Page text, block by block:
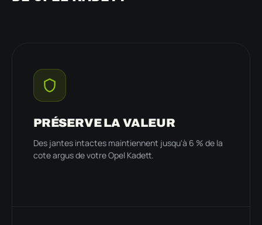
PRÉSERVE LA VALEUR
Des jantes intactes maintiennent jusqu'à 6 % de la
cote argus de votre Opel Kadett.